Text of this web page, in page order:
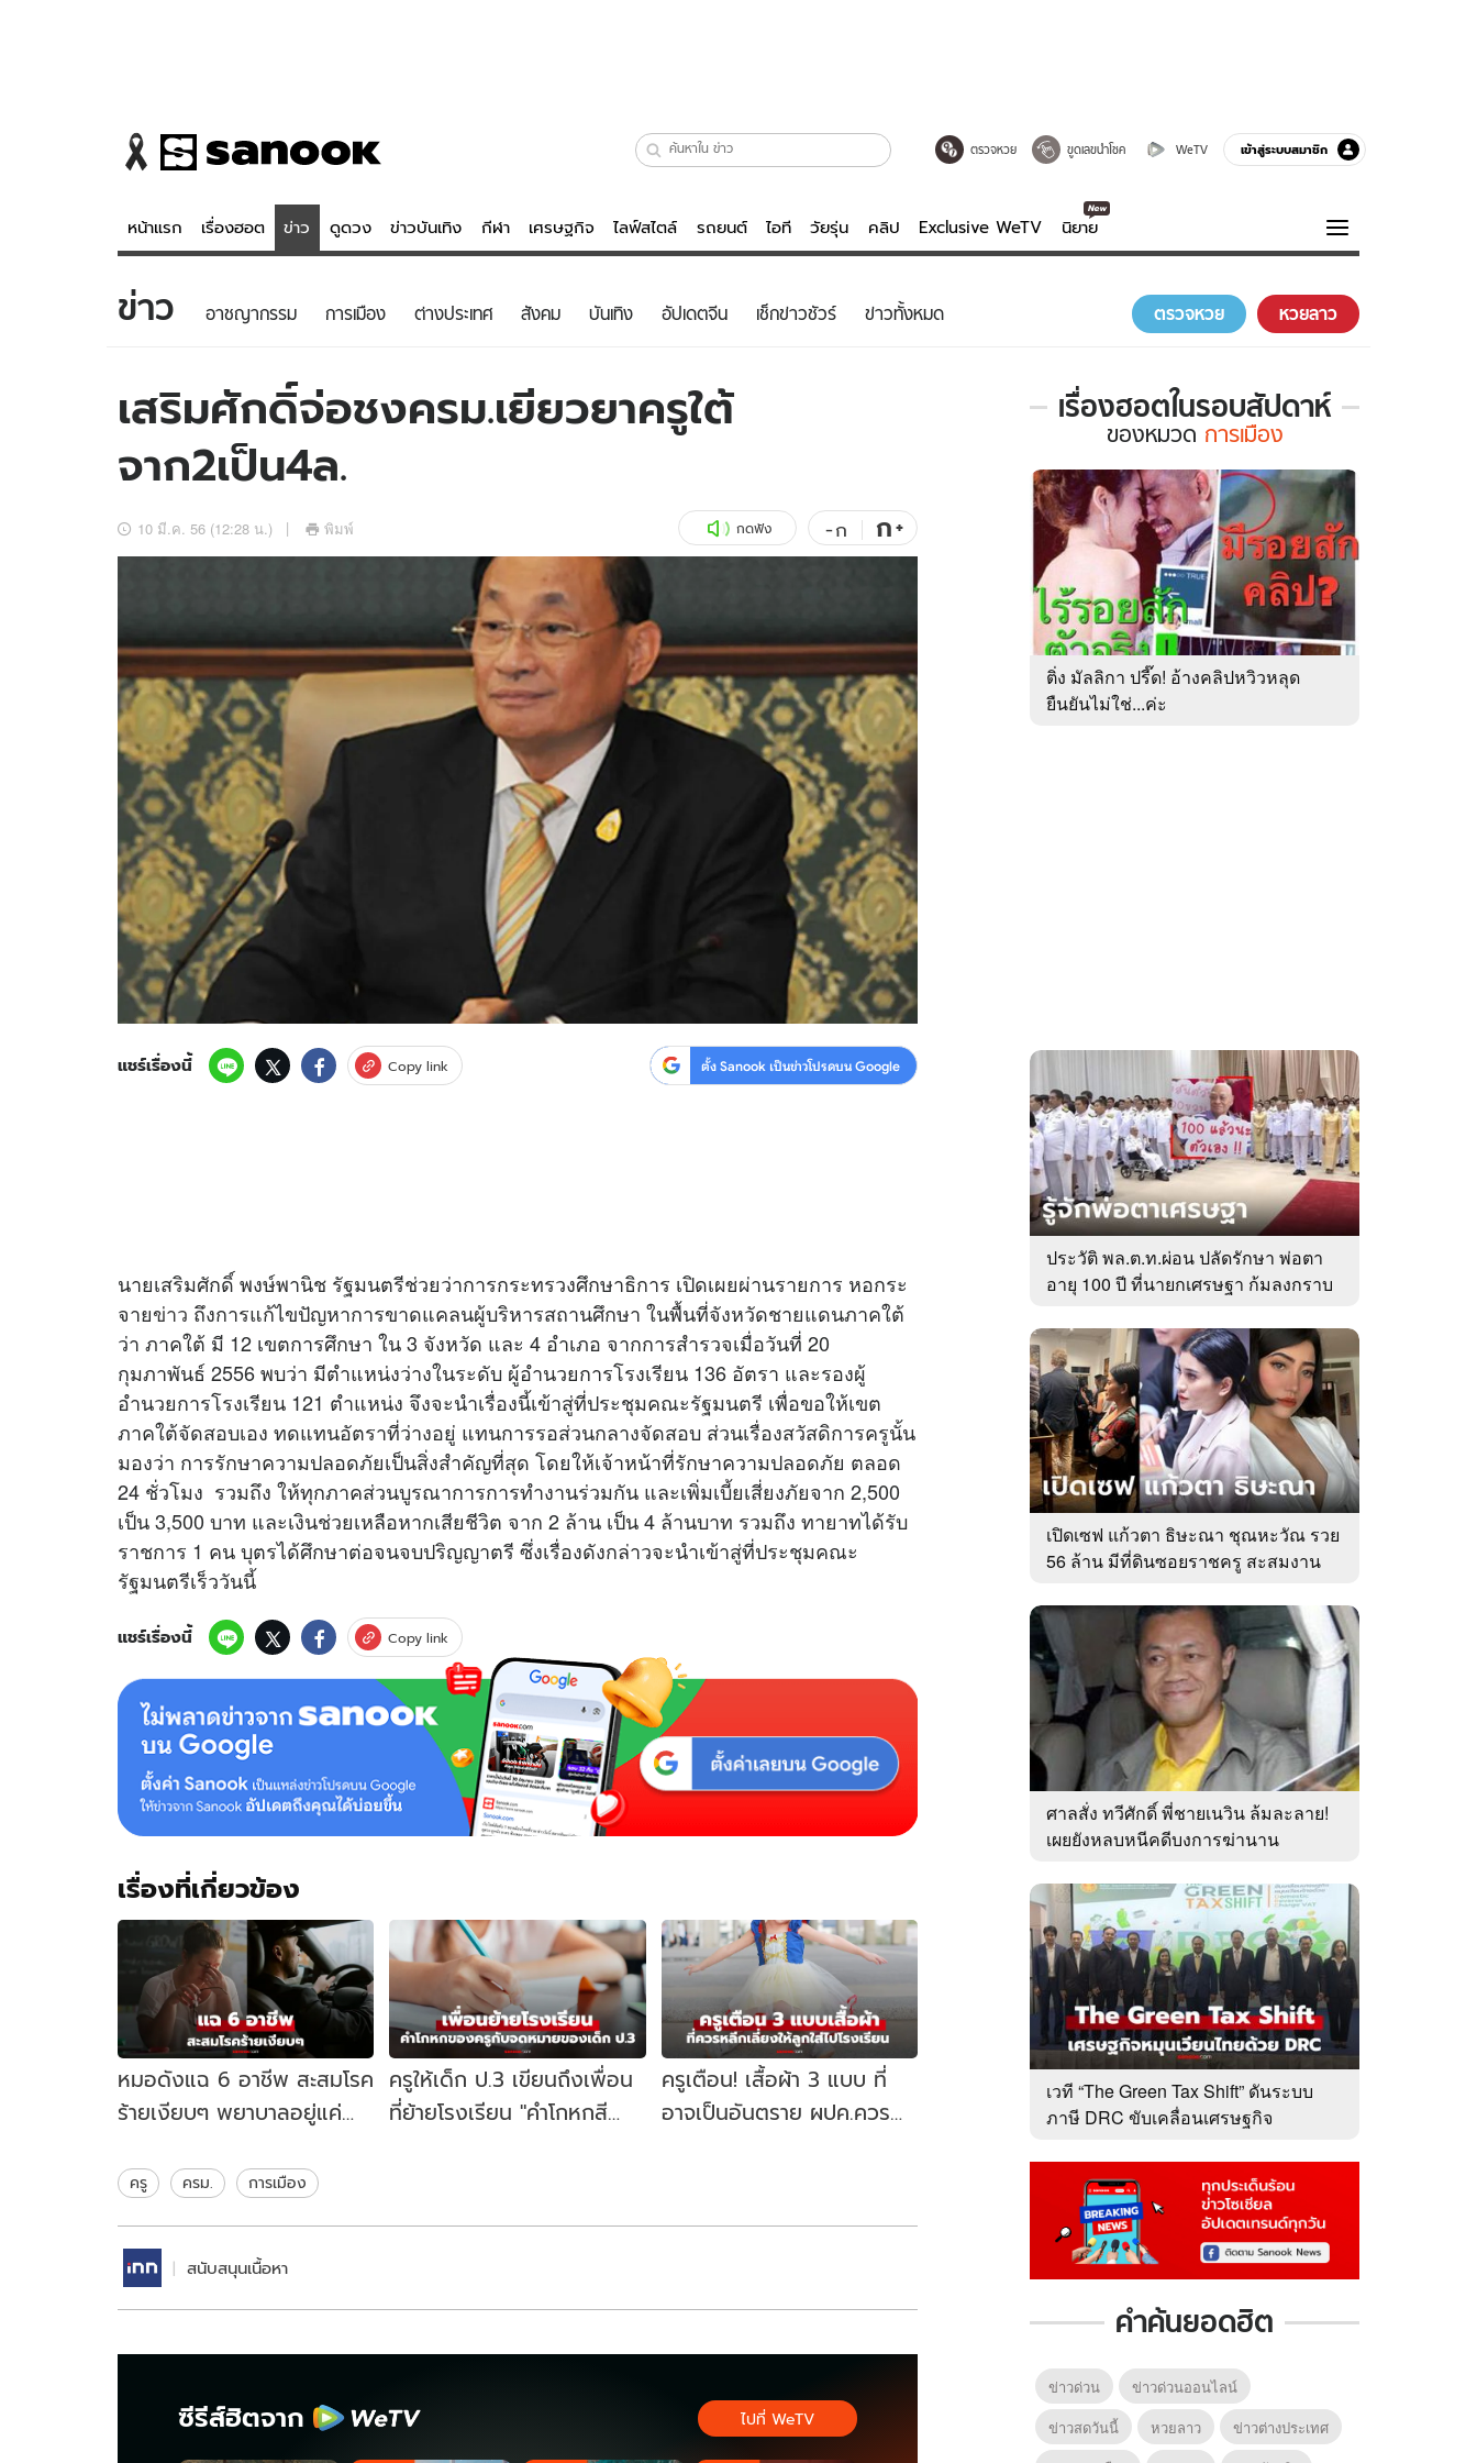
ตรวจหวย ขูดเลขนำโชค WeTV เข้าสู่ระบบสมาชิก
หน้าแรก เรื่องฮอต ข่าว ดูดวง ข่าวบันเทิง กีฬา เศรษฐกิจ ไลฟ์สไตล์ รถยนต์ ไอที วัยรุ่น คลิป Exclusive WeTV นิยาย
ข่าว
ข่าวบันเทิง
ข่าวกีฬา
ข่าวเศรษฐกิจ
อัปเดตจีน
เช็กข่าวชัวร์
ดูดวง - ตรวจหวย
สถิติหวยไทย
ไลฟ์สไตล์
วัยรุ่น
สุขภาพ
เที่ยว-กิน
Tasteful Thailand
Sanook Choice
บันเทิงครบรส
ดูทีวี
WeTV
นิยาย
ความรู้รอบตัว
ฮาวทู
ดาวน์โหลดสนุกแอปฟรี ติดตามสนุกโซเชียลได้ที่
สงวนลิขสิทธิ์ ©2569 บริษัท อิมเมจ ฟิวเจอร์ (ประเทศไทย) จำกัด
ข่าว อาชญากรรม การเมือง ต่างประเทศ สังคม บันเทิง อัปเดตจีน เช็กข่าวชัวร์ ข่าวทั้งหมด ตรวจหวย หวยลาว
เสริมศักดิ์จ่อชงครม.เยียวยาครูใต้
จาก2เป็น4ล.
10 มี.ค. 56 (12:28 น.) พิมพ์ กดฟัง -ก ก+
แชร์เรื่องนี้ Copy link ตั้ง Sanook เป็นข่าวโปรดบน Google
นายเสริมศักดิ์ พงษ์พานิช รัฐมนตรีช่วยว่าการกระทรวงศึกษาธิการ เปิดเผยผ่านรายการ หอกระ
จายข่าว ถึงการแก้ไขปัญหาการขาดแคลนผู้บริหารสถานศึกษา ในพื้นที่จังหวัดชายแดนภาคใต้
ว่า ภาคใต้ มี 12 เขตการศึกษา ใน 3 จังหวัด และ 4 อำเภอ จากการสำรวจเมื่อวันที่ 20
กุมภาพันธ์ 2556 พบว่า มีตำแหน่งว่างในระดับ ผู้อำนวยการโรงเรียน 136 อัตรา และรองผู้
อำนวยการโรงเรียน 121 ตำแหน่ง จึงจะนำเรื่องนี้เข้าสู่ที่ประชุมคณะรัฐมนตรี เพื่อขอให้เขต
ภาคใต้จัดสอบเอง ทดแทนอัตราที่ว่างอยู่ แทนการรอส่วนกลางจัดสอบ ส่วนเรื่องสวัสดิการครูนั้น
มองว่า การรักษาความปลอดภัยเป็นสิ่งสำคัญที่สุด โดยให้เจ้าหน้าที่รักษาความปลอดภัย ตลอด
24 ชั่วโมง รวมถึง ให้ทุกภาคส่วนบูรณาการการทำงานร่วมกัน และเพิ่มเบี้ยเสี่ยงภัยจาก 2,500
เป็น 3,500 บาท และเงินช่วยเหลือหากเสียชีวิต จาก 2 ล้าน เป็น 4 ล้านบาท รวมถึง ทายาทได้รับ
ราชการ 1 คน บุตรได้ศึกษาต่อจนจบปริญญาตรี ซึ่งเรื่องดังกล่าวจะนำเข้าสู่ที่ประชุมคณะ
รัฐมนตรีเร็ววันนี้
แชร์เรื่องนี้ Copy link
เรื่องที่เกี่ยวข้อง
หมอดังแฉ 6 อาชีพ สะสมโรค
ร้ายเงียบๆ พยาบาลอยู่แค่
เคย!
ครูให้เด็ก ป.3 เขียนถึงเพื่อน
ที่ย้ายโรงเรียน "คำโกหกสี
ครูเตือน! เสื้อผ้า 3 แบบ ที่
อาจเป็นอันตราย ผปค.ควร
ครู ครม. การเมือง
สนับสนุนเนื้อหา
ซีรีส์ฮิตจาก ไปที่ WeTV
เรื่องฮอตในรอบสัปดาห์
เรื่อง
ใน
รอบ
สัปดาห์
ของ
หมวด
การเมือง
ของหมวด การเมือง
ติ่ง มัลลิกา ปรี๊ด! อ้างคลิปหวิวหลุด
ยืนยันไม่ใช่...ค่ะ
ประวัติ พล.ต.ท.ผ่อน ปลัดรักษา พ่อตา
อายุ 100 ปี ที่นายกเศรษฐา ก้มลงกราบ
เปิดเซฟ แก้วตา ธิษะณา ชุณหะวัณ รวย
56 ล้าน มีที่ดินซอยราชครู สะสมงาน
ศาลสั่ง ทวีศักดิ์ พี่ชายเนวิน ล้มละลาย!
เผยยังหลบหนีคดีบงการฆ่านาน
เวที “The Green Tax Shift” ดันระบบ
ภาษี DRC ขับเคลื่อนเศรษฐกิจ
คำค้นยอดฮิต
ข่าวด่วน
ข่าวด่วนออนไลน์
ข่าวสดวันนี้
หวยลาว
ข่าวต่างประเทศ